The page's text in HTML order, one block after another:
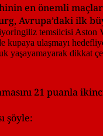
en önemli
Avrupa’daki ilk
21 puanla
şöyle: